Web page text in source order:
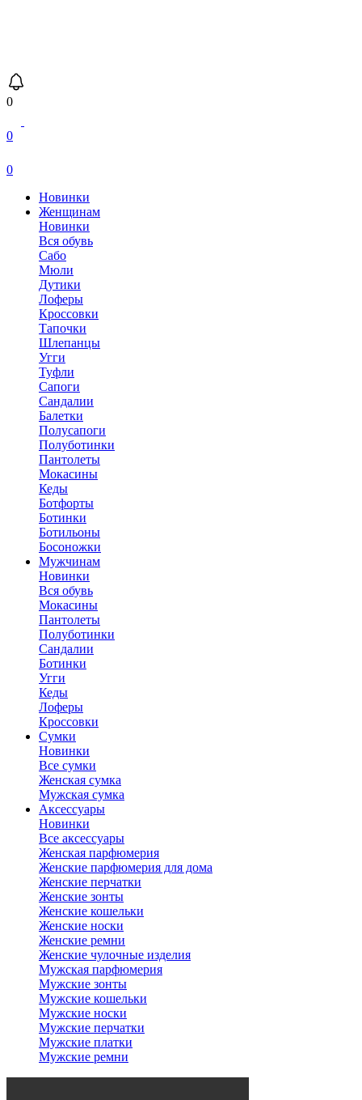
0
0
0
Новинки
Женщинам
Новинки
Вся обувь
Сабо
Мюли
Дутики
Лоферы
Кроссовки
Тапочки
Шлепанцы
Угги
Туфли
Сапоги
Сандалии
Балетки
Полусапоги
Полуботинки
Пантолеты
Мокасины
Кеды
Ботфорты
Ботинки
Ботильоны
Босоножки
Мужчинам
Новинки
Вся обувь
Мокасины
Пантолеты
Полуботинки
Сандалии
Ботинки
Угги
Кеды
Лоферы
Кроссовки
Сумки
Новинки
Все сумки
Женская сумка
Мужская сумка
Аксессуары
Новинки
Все аксессуары
Женская парфюмерия
Женские парфюмерия для дома
Женские перчатки
Женские зонты
Женские кошельки
Женские носки
Женские ремни
Женские чулочные изделия
Мужская парфюмерия
Мужские зонты
Мужские кошельки
Мужские носки
Мужские перчатки
Мужские платки
Мужские ремни